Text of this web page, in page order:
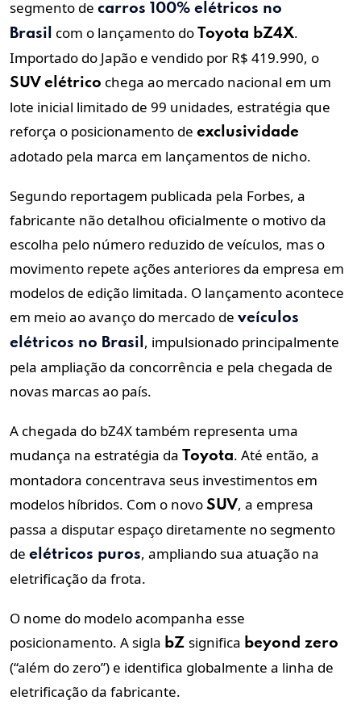
segmento de carros 100% elétricos no
Brasil
com o lançamento do Toyota bZ4X.
Importado do Japão e vendido por R$ 419.990, o
SUV elétrico chega ao mercado nacional em um
lote inicial limitado de 99 unidades, estratégia que
reforça o posicionamento de exclusividade
adotado pela marca em lançamentos de nicho.
Segundo reportagem publicada pela Forbes, a
fabricante não detalhou oficialmente o motivo da
escolha pelo número reduzido de veículos, mas o
movimento repete ações anteriores da empresa em
modelos de edição limitada. O lançamento acontece
em meio ao avanço do mercado de veículos
elétricos no Brasil , impulsionado principalmente
pela ampliação da concorrência e pela chegada de
novas marcas ao país.
A chegada do bZ4X também representa uma
mudança na estratégia da Toyota. Até então, a
montadora concentrava seus investimentos em
modelos híbridos. Com o novo SUV, a empresa
passa a disputar espaço diretamente no segmento
de elétricos puros, ampliando sua atuação na
eletrificação da frota.
O nome do modelo acompanha esse
posicionamento. A sigla bZ significa beyond zero
(“além do zero”) e identifica globalmente a linha de
eletrificação da fabricante.